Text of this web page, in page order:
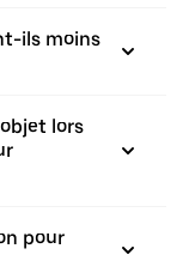
ils moins
lors
pour